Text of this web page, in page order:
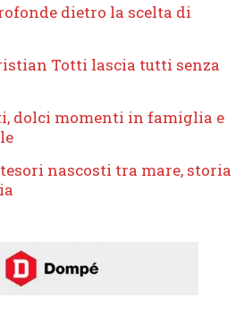
dietro la scelta di
Totti lascia tutti senza
dolci momenti in famiglia e
nascosti tra mare, storia